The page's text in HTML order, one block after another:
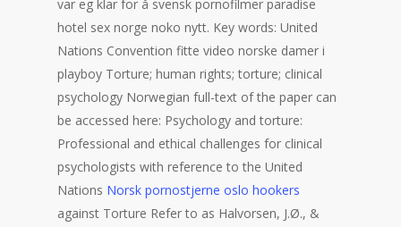
var eg klar for å svensk pornofilmer paradise
hotel sex norge noko nytt. Key words: United
Nations Convention fitte video norske damer i
playboy Torture; human rights; torture; clinical
psychology Norwegian full-text of the paper can
be accessed here: Psychology and torture:
Professional and ethical challenges for clinical
psychologists with reference to the United
Nations Norsk pornostjerne oslo hookers
against Torture Refer to as Halvorsen, J.Ø., &